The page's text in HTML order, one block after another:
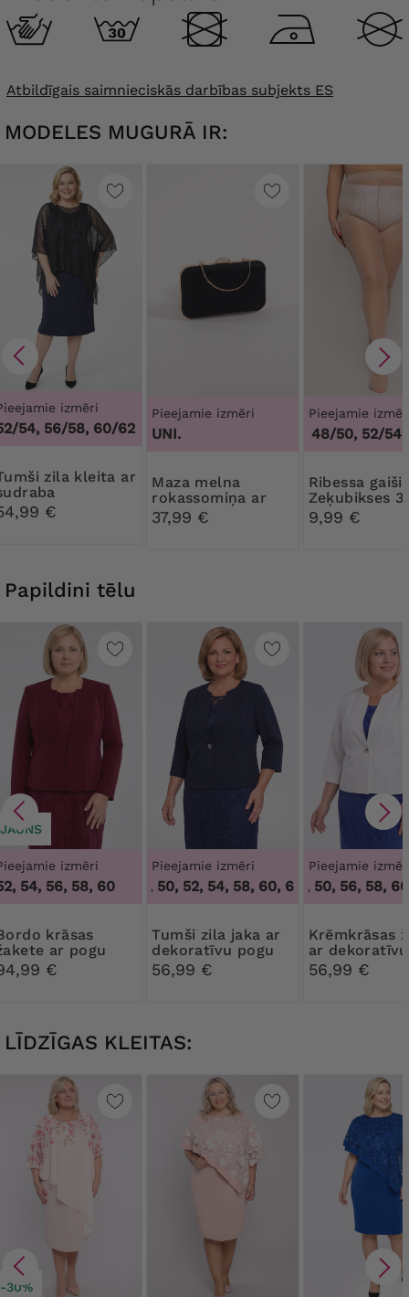
Atbildīgais saimnieciskās darbības subjekts ES
MODELES MUGURĀ IR:
izmēri
54, 56/58, 60/62
ar
€
Pieejamie izmēri
UNI.
Maza melna
rokassomiņa ar
dimanta aizdari
37,99 €
Pieejamie
44/46, 48/50, 52/54,
Ribessa gaiši bēšas
Zeķubikses
DEN
9,99 €
Papildini tēlu
JAUNS
izmēri
54, 56, 58, 60
ar pogu
€
Pieejamie izmēri
46, 48, 50, 52, 54, 58, 60, 62, 64,46, 48, 50,
Tumši zila jaka ar
dekoratīvu pogu
56,99 €
Pieejamie
46, 48, 50, 56, 58, 60,
Krēmkrāsas žakete
ar dekoratīvu
pogu
56,99 €
LĪDZĪGAS KLEITAS:
-30%